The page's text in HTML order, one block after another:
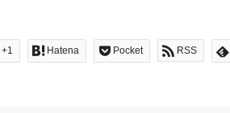
+1 Hatena Pocket RSS